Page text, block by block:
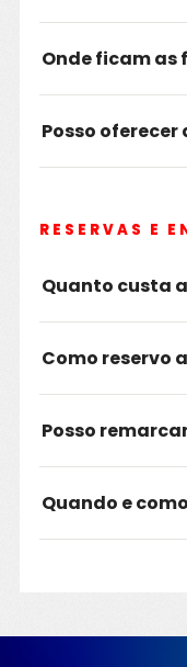
Onde ficam as
Posso oferecer
RESERVAS E
Quanto custa
Como reservo
Posso
Quando e